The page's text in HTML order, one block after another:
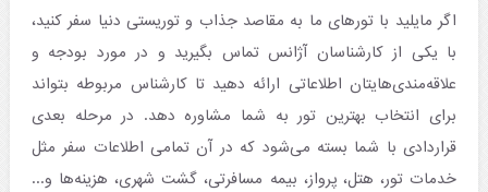
اگر مایلید با تورهای ما به مقاصد جذاب و توریستی دنیا سفر کنید،
با یکی از کارشناسان آژانس تماس بگیرید و در مورد بودجه و
علاقه‌مندی‌هایتان اطلاعاتی ارائه دهید تا کارشناس مربوطه بتواند
برای انتخاب بهترین تور به شما مشاوره دهد. در مرحله بعدی
قراردادی با شما بسته می‌شود که در آن تمامی اطلاعات سفر مثل
خدمات تور، هتل، پرواز، بیمه مسافرتی، گشت شهری، هزینه‌ها و...